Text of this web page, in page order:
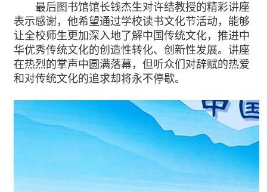
最后图书馆馆长钱杰生对许结教授的精彩讲座
表示感谢，他希望通过学校读书文化节活动，能够
让全校师生更加深入地了解中国传统文化，推进中
华优秀传统文化的创造性转化、创新性发展。讲座
在热烈的掌声中圆满落幕，但听众们对辞赋的热爱
和对传统文化的追求却将永不停歇。